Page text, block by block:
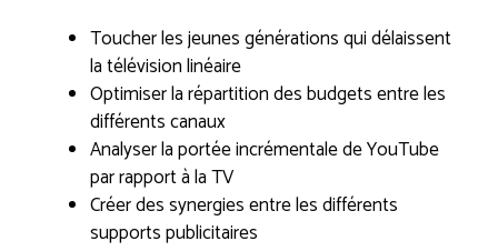
Toucher les jeunes générations qui délaissent
la télévision linéaire
Optimiser la répartition des budgets entre les
différents canaux
Analyser la portée incrémentale de YouTube
par rapport à la TV
Créer des synergies entre les différents
supports publicitaires